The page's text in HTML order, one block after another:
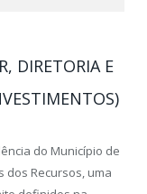
DIRETORIA E
do Município de
dos Recursos, uma